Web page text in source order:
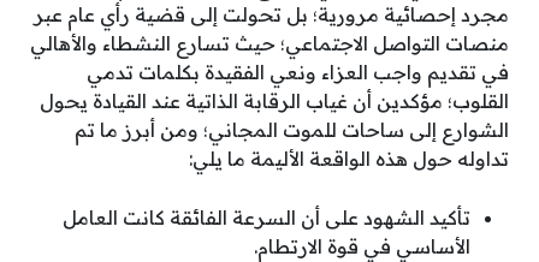
مجرد إحصائية مرورية؛ بل تحولت إلى قضية رأي عام عبر
منصات التواصل الاجتماعي؛ حيث تسارع النشطاء والأهالي
في تقديم واجب العزاء ونعي الفقيدة بكلمات تدمي
القلوب؛ مؤكدين أن غياب الرقابة الذاتية عند القيادة يحول
الشوارع إلى ساحات للموت المجاني؛ ومن أبرز ما تم
تداوله حول هذه الواقعة الأليمة ما يلي:
تأكيد الشهود على أن السرعة الفائقة كانت العامل
الأساسي في قوة الارتطام.